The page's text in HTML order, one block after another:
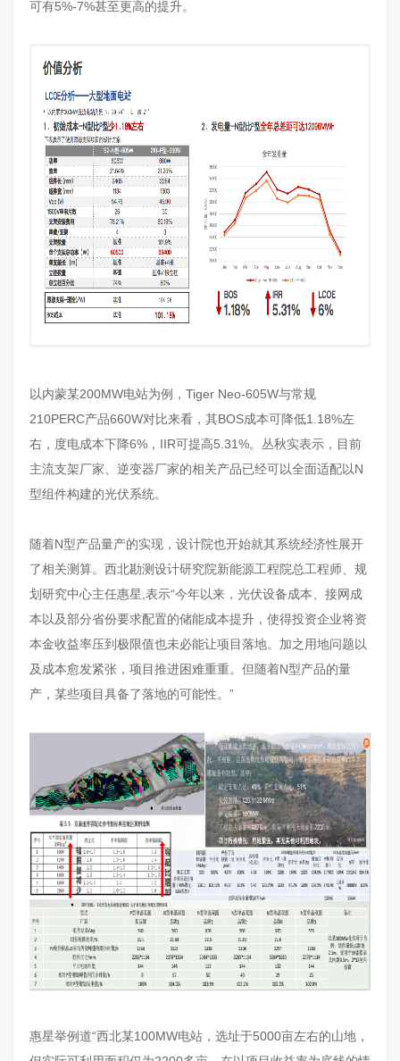
可有5%-7%甚至更高的提升。
以内蒙某200MW电站为例，Tiger Neo-605W与常规
210PERC产品660W对比来看，其BOS成本可降低1.18%左
右，度电成本下降6%，IIR可提高5.31%。丛秋实表示，目前
主流支架厂家、逆变器厂家的相关产品已经可以全面适配以N
型组件构建的光伏系统。
随着N型产品量产的实现，设计院也开始就其系统经济性展开
了相关测算。西北勘测设计研究院新能源工程院总工程师、规
划研究中心主任惠星,表示“今年以来，光伏设备成本、接网成
本以及部分省份要求配置的储能成本提升，使得投资企业将资
本金收益率压到极限值也未必能让项目落地。加之用地问题以
及成本愈发紧张，项目推进困难重重。但随着N型产品的量
产，某些项目具备了落地的可能性。”
惠星举例道“西北某100MW电站，选址于5000亩左右的山地，